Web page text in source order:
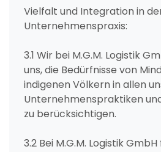
Vielfalt und Integration in
Unternehmenspraxis:
3.1 Wir bei M.G.M. Logistik
uns, die Bedürfnisse von
indigenen Völkern in allen
Unternehmenspraktiken
zu berücksichtigen.
3.2 Bei M.G.M. Logistik